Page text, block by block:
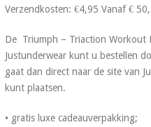
Verzendkosten: €4,95 Vanaf €
De Triumph – Triaction Workout
Justunderwear kunt u bestellen
gaat dan direct naar de site van
kunt plaatsen.
• gratis luxe cadeauverpakking;